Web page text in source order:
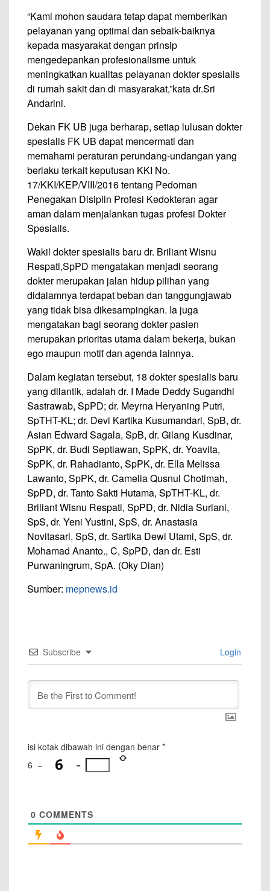
“Kami mohon saudara tetap dapat memberikan
pelayanan yang optimal dan sebaik-baiknya
kepada masyarakat dengan prinsip
mengedepankan profesionalisme untuk
meningkatkan kualitas pelayanan dokter spesialis
di rumah sakit dan di masyarakat,”kata dr.Sri
Andarini.
Dekan FK UB juga berharap, setiap lulusan dokter
spesialis FK UB dapat mencermati dan
memahami peraturan perundang-undangan yang
berlaku terkait keputusan KKI No.
17/KKI/KEP/VIII/2016 tentang Pedoman
Penegakan Disiplin Profesi Kedokteran agar
aman dalam menjalankan tugas profesi Dokter
Spesialis.
Wakil dokter spesialis baru dr. Briliant Wisnu
Respati,SpPD mengatakan menjadi seorang
dokter merupakan jalan hidup pilihan yang
didalamnya terdapat beban dan tanggungjawab
yang tidak bisa dikesampingkan. Ia juga
mengatakan bagi seorang dokter pasien
merupakan prioritas utama dalam bekerja, bukan
ego maupun motif dan agenda lainnya.
Dalam kegiatan tersebut, 18 dokter spesialis baru
yang dilantik, adalah dr. I Made Deddy Sugandhi
Sastrawab, SpPD; dr. Meyrna Heryaning Putri,
SpTHT-KL; dr. Devi Kartika Kusumandari, SpB, dr.
Asian Edward Sagala, SpB, dr. Gilang Kusdinar,
SpPK, dr. Budi Septiawan, SpPK, dr. Yoavita,
SpPK, dr. Rahadianto, SpPK, dr. Ella Melissa
Lawanto, SpPK, dr. Camelia Qusnul Chotimah,
SpPD, dr. Tanto Sakti Hutama, SpTHT-KL, dr.
Briliant Wisnu Respati, SpPD, dr. Nidia Suriani,
SpS, dr. Yeni Yustini, SpS, dr. Anastasia
Novitasari, SpS, dr. Sartika Dewi Utami, SpS, dr.
Mohamad Ananto., C, SpPD, dan dr. Esti
Purwaningrum, SpA. (Oky Dian)
Sumber: mepnews.id
Subscribe Login
isi kotak dibawah ini dengan benar *
6 − =
0 COMMENTS